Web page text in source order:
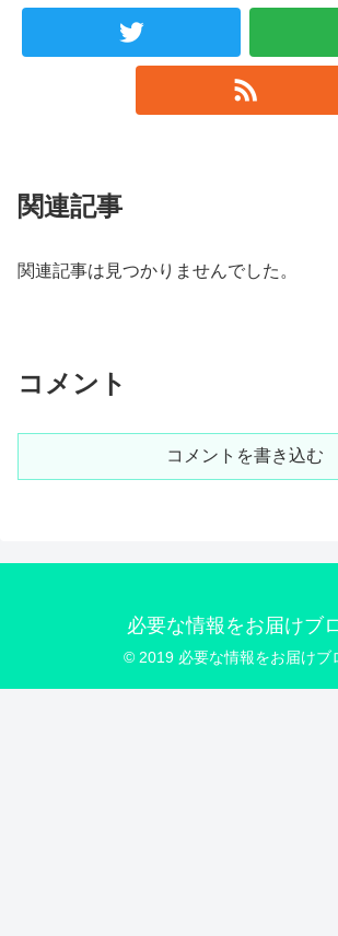
関連記事
関連記事は見つかりませんでした。
コメント
コメントを書き込む
必要な情報をお届けブ
© 2019 必要な情報をお届けブ